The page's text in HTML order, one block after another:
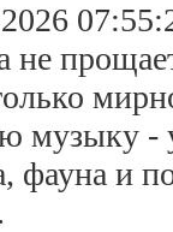
не
музыку -
фауна и